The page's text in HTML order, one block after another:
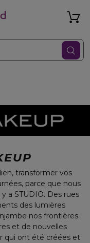
transformer vos
parce que nous
a STUDIO. Des rues
des lumières
nos frontières.
et de nouvelles
qui ont été créées et